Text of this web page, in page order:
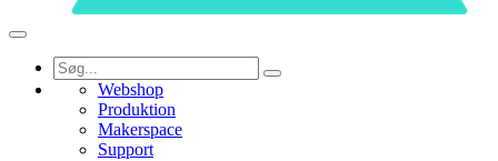
Webshop
Produktion
Makerspace
Support